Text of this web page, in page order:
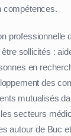
compétences.
professionnelle
sollicités :
en
des
mutualisés
secteurs
autour de Buc